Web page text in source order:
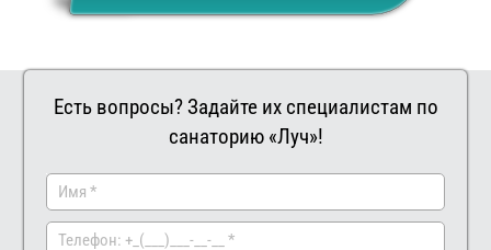
Есть вопросы? Задайте их специалистам по
санаторию «Луч»!